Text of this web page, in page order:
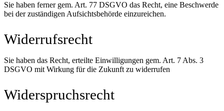
Sie haben ferner gem. Art. 77 DSGVO das Recht, eine Beschwerde
bei der zuständigen Aufsichtsbehörde einzureichen.
Widerrufsrecht
Sie haben das Recht, erteilte Einwilligungen gem. Art. 7 Abs. 3
DSGVO mit Wirkung für die Zukunft zu widerrufen
Widerspruchsrecht